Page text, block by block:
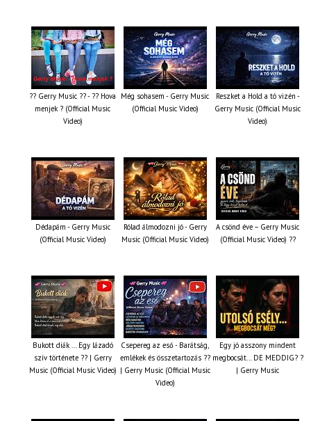
?? Gerry Music ?? - ?? Hova
menjek ? (Official Music
Video)
Még sohasem - Gerry Music
(Official Music Video)
Reszket a Hold a tó vizén -
Gerry Music (Official Music
Video)
Dédapám - Gerry Music
(Official Music Video)
Rólad álmodozni jó - Gerry
Music (Official Music Video)
A csönd éve – Gerry Music
(Official Music Video) ??
Bukott diák ... Egy lázadó
szív története ?? | Gerry
Music (Official Music Video)
Csepereg az eső - Barátság,
emlékek és összetartozás ?️?
| Gerry Music (Official Music
Video)
Egy jó asszony mindent
megbocsát… DE MEDDIG? ?
| Gerry Music